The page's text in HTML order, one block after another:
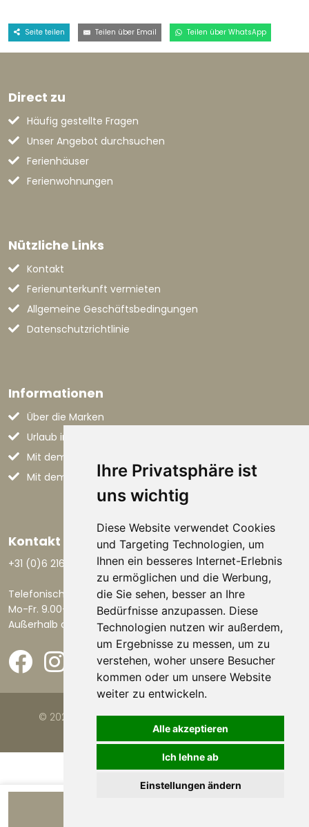
Ihre Privatsphäre ist
uns wichtig
Diese Website verwendet Cookies
und Targeting Technologien, um
Ihnen ein besseres Internet-Erlebnis
zu ermöglichen und die Werbung,
die Sie sehen, besser an Ihre
Bedürfnisse anzupassen. Diese
Technologien nutzen wir außerdem,
um Ergebnisse zu messen, um zu
verstehen, woher unsere Besucher
kommen oder um unsere Website
weiter zu entwickeln.
Alle akzeptieren
Ich lehne ab
Einstellungen ändern
Seite teilen Teilen über Email Teilen über WhatsApp
Direct zu
Häufig gestellte Fragen
Unser Angebot durchsuchen
Ferienhäuser
Ferienwohnungen
Nützliche Links
Kontakt
Ferienunterkunft vermieten
Allgemeine Geschäftsbedingungen
Datenschutzrichtlinie
Informationen
Über die Marken
Urlaub in den Marken
Mit dem Flugzeug nach Italien
Mit dem Auto nach Italien
Kontakt aufnehmen
+31 (0)6 21668801
Telefonisch erreichbar:
Mo-Fr. 9.00-17.30 Uhr.
Außerhalb dieser Zeiten per E-Mail.
© 2026 Viva la Casa |Website von FalcoTravel